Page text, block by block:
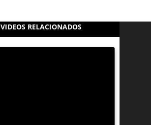
VIDEOS RELACIONADOS